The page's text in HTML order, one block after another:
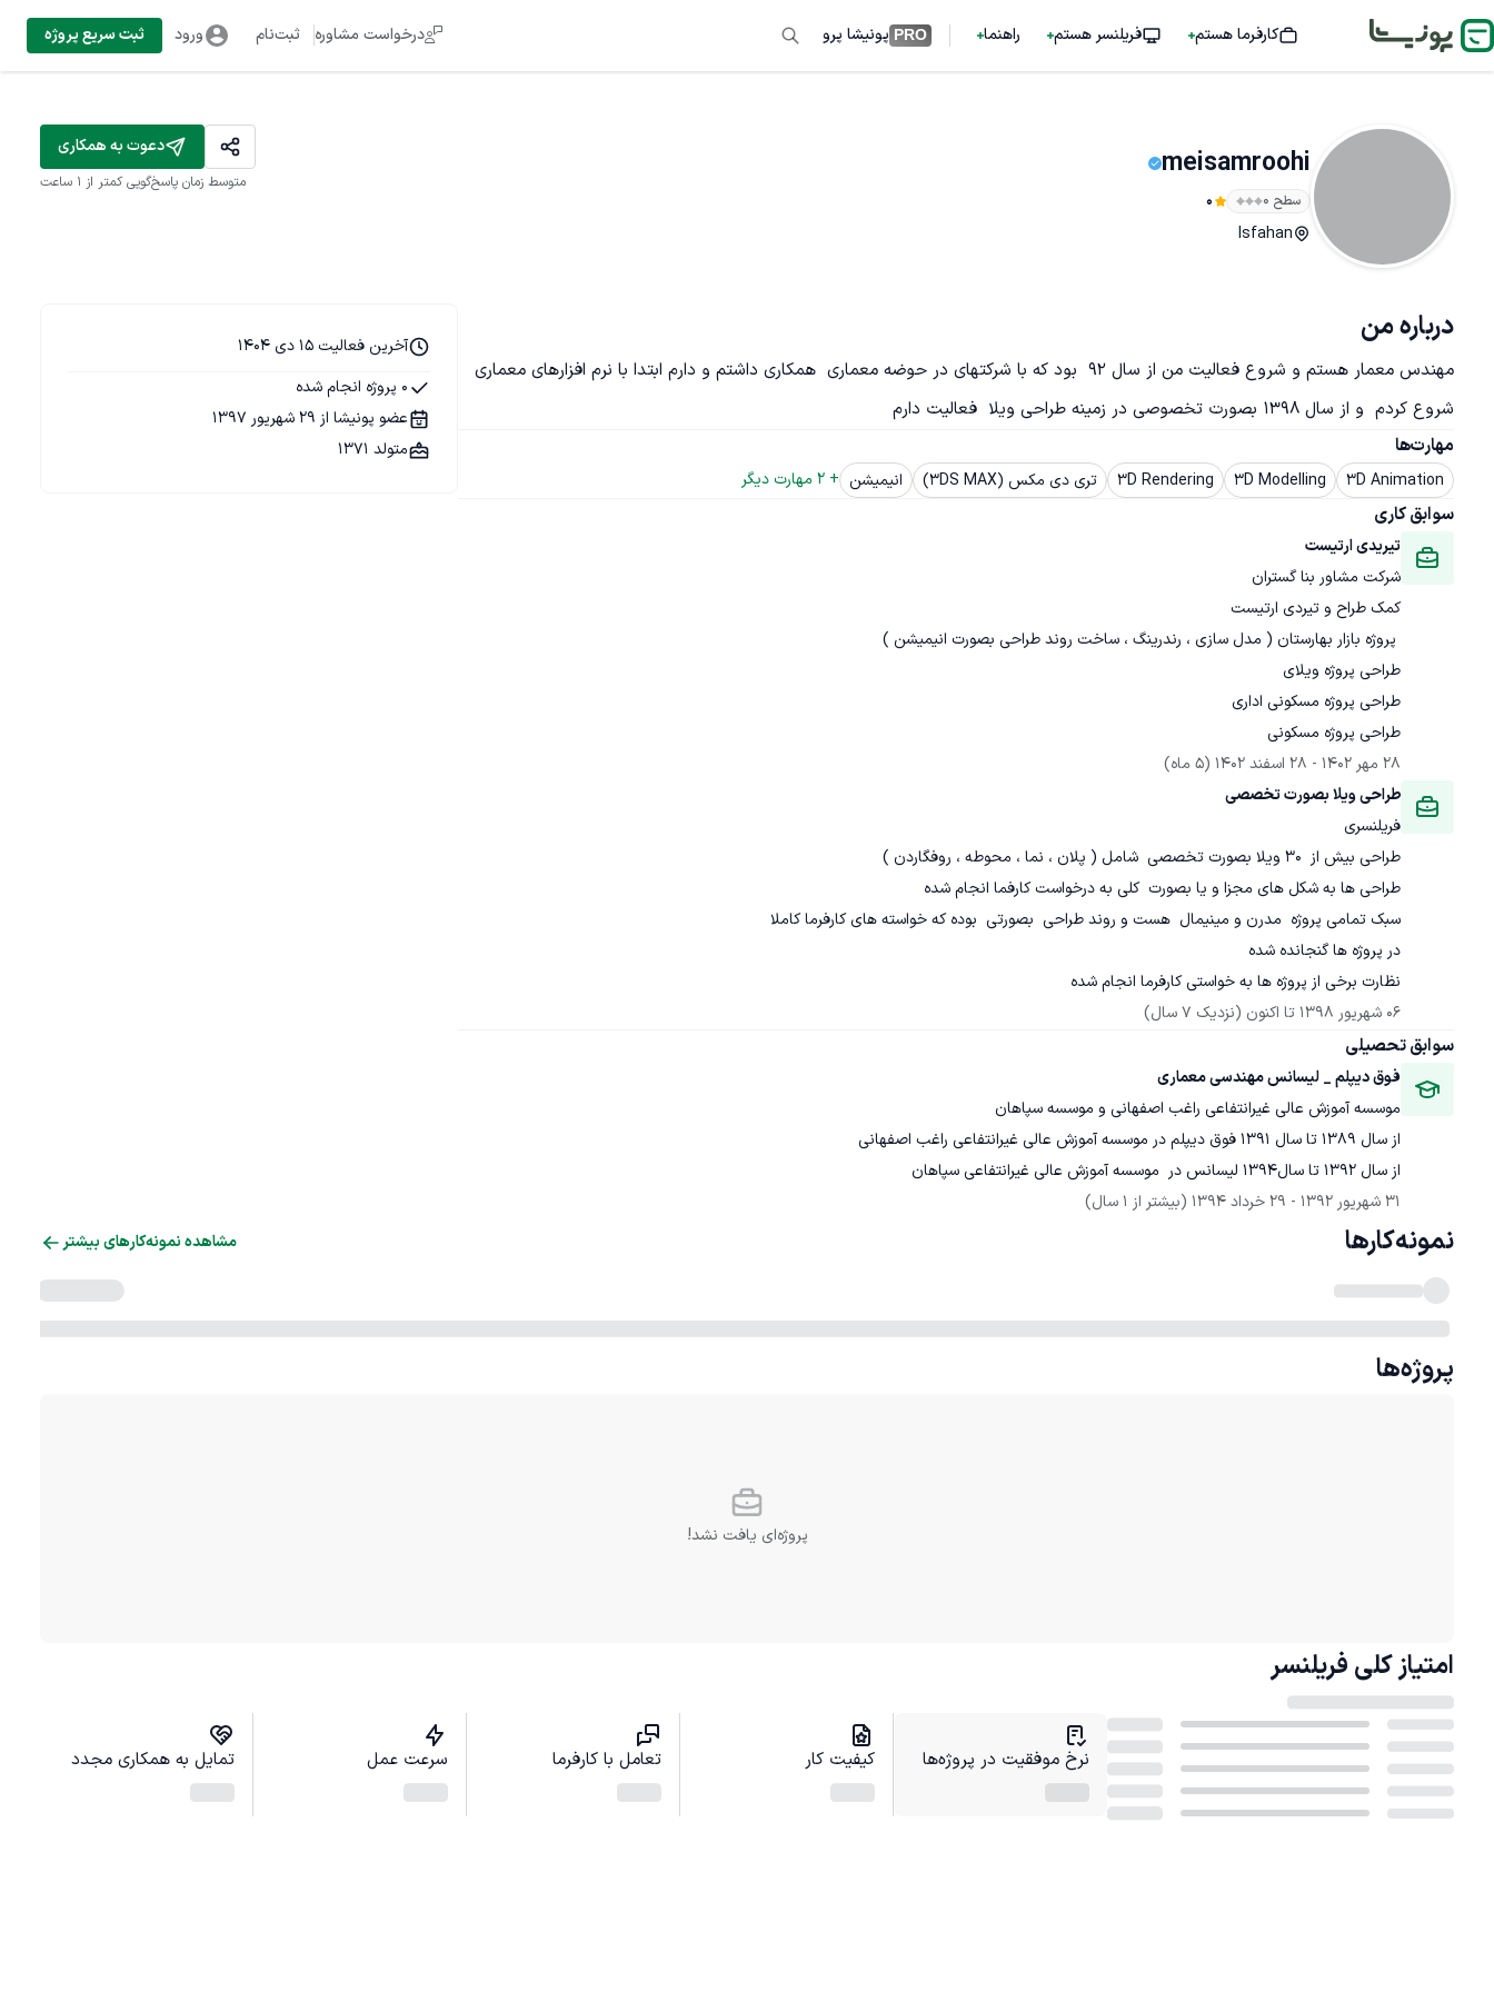
کارفرما هستم فریلنسر هستم راهنما PRO پونیشا پرو درخواست مشاوره ثبت‌نام ورود ثبت سریع پروژه
meisamroohi
سطح ۰ 0
Isfahan
دعوت به همکاری
متوسط زمان پاسخ‌گویی کمتر از 1 ساعت
درباره من
مهندس معمار هستم و شروع فعالیت من از سال 92  بود که با شرکتهای در حوضه معماری  همکاری داشتم و دارم ابتدا با نرم افزارهای معماری
شروع کردم  و از سال 1398 بصورت تخصوصی در زمینه طراحی ویلا  فعالیت دارم
مهارت‌ها
3D Animation
3D Modelling
3D Rendering تری دی مکس (3DS MAX) انیمیشن +
2 مهارت دیگر
سوابق کاری
تیریدی ارتیست
شرکت مشاور بنا گستران
طراحی پروژه مسکونی
28 مهر 1402
- 28 اسفند 1402
(5 ماه)
طراحی ویلا بصورت تخصصی
فریلنسری
نظارت برخی از پروژه ها به خواستی کارفرما انجام شده
06 شهریور 1398
تا اکنون (نزدیک 7 سال)
سوابق تحصیلی
فوق دیپلم _ لیسانس مهندسی معماری
موسسه آموزش عالی غیرانتفاعی راغب اصفهانی و موسسه سپاهان
از سال 1392 تا سال1394 لیسانس در  موسسه آموزش عالی غیرانتفاعی سپاهان
31 شهریور 1392
- 29 خرداد 1394 (بیشتر از 1 سال)
آخرین فعالیت 15 دی 1404
0 پروژه انجام شده
عضو پونیشا از 29 شهریور 1397
متولد 1371
نمونه‌کارها مشاهده نمونه‌کارهای بیشتر
پروژه‌ها
پروژه‌ای یافت نشد!
امتیاز کلی فریلنسر
نرخ موفقیت در پروژه‌ها کیفیت کار تعامل با کارفرما سرعت عمل تمایل به همکاری مجدد